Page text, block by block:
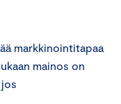
markkinointitapaa
mainos on